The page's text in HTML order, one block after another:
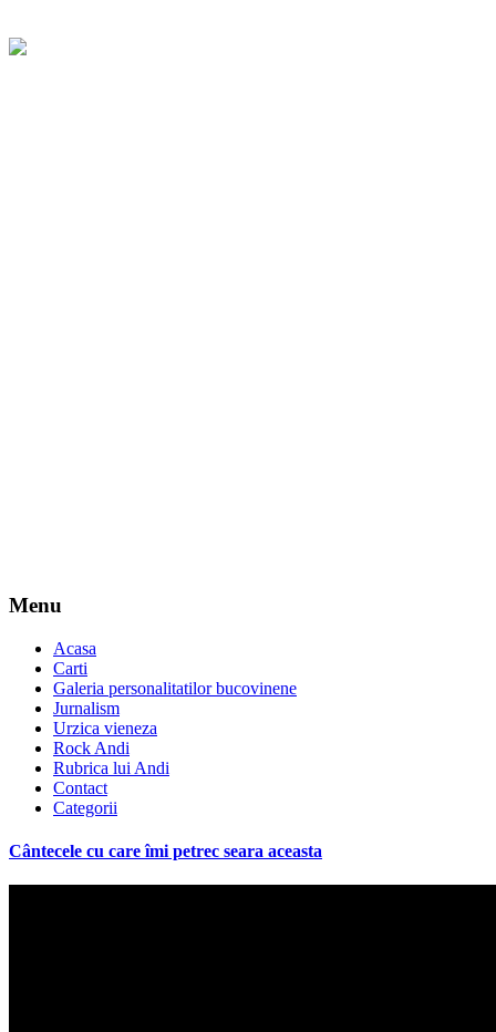
Menu
Acasa
Carti
Galeria personalitatilor bucovinene
Jurnalism
Urzica vieneza
Rock Andi
Rubrica lui Andi
Contact
Categorii
Cântecele cu care îmi petrec seara aceasta